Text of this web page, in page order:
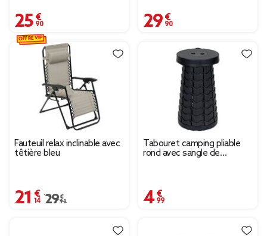
25,90 € 29,90 €
Fauteuil relax inclinable avec
têtière bleu
21,14 €
Prix remisé de 29,90 € à 21,14 €
29,90 €
OFFRE VIP
Tabouret camping pliable
rond avec sangle de
4,99 €